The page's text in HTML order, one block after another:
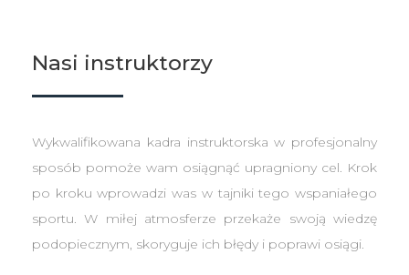
Nasi instruktorzy
Wykwalifikowana kadra instruktorska w profesjonalny
sposób pomoże wam osiągnąć upragniony cel. Krok
po kroku wprowadzi was w tajniki tego wspaniałego
sportu. W miłej atmosferze przekaże swoją wiedzę
podopiecznym, skoryguje ich błędy i poprawi osiągi.